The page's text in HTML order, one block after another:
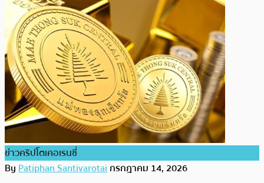
ข่าวคริปโตเคอเรนซี่
ByPatiphan Santivarotaiกรกฎาคม 14, 2026